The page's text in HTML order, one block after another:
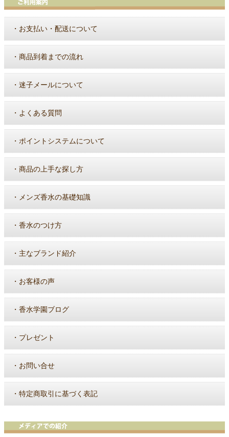
・ お支払い・配送について
・ 商品到着までの流れ
・ 迷子メールについて
・ よくある質問
・ ポイントシステムについて
・ 商品の上手な探し方
・ メンズ香水の基礎知識
・ 香水のつけ方
・ 主なブランド紹介
・ お客様の声
・ 香水学園ブログ
・ プレゼント
・ お問い合せ
・ 特定商取引に基づく表記